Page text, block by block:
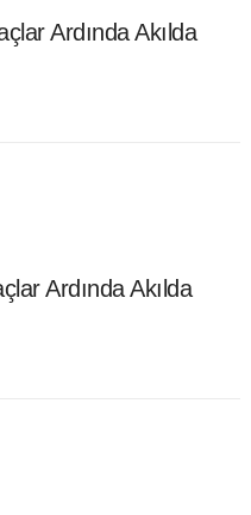
Ardında Akılda
Ardında Akılda